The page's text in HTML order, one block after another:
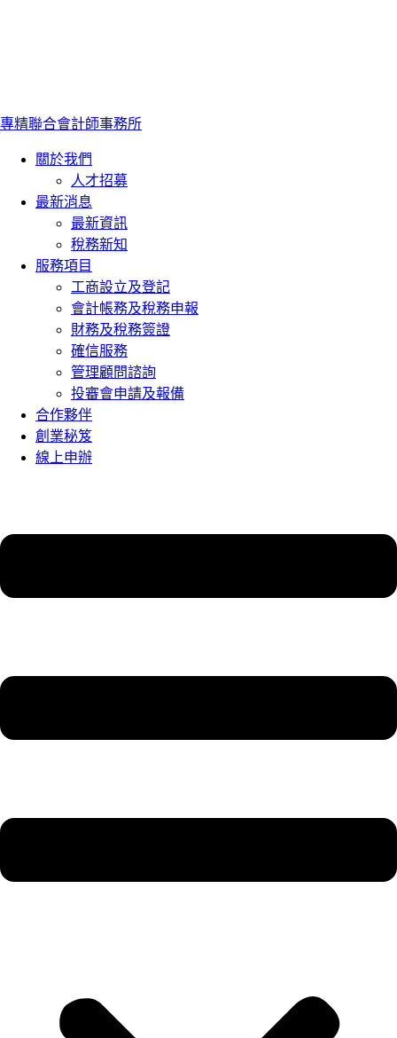
專精聯合會計師事務所
關於我們
人才招募
最新消息
最新資訊
稅務新知
服務項目
工商設立及登記
會計帳務及稅務申報
財務及稅務簽證
確信服務
管理顧問諮詢
投審會申請及報備
合作夥伴
創業秘笈
線上申辦